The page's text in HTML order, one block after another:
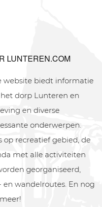
LUNTEREN.COM
website biedt informatie
dorp Lunteren en
en diverse
onderwerpen.
op recreatief gebied, de
met alle activiteiten
georganiseerd,
en wandelroutes. En nog